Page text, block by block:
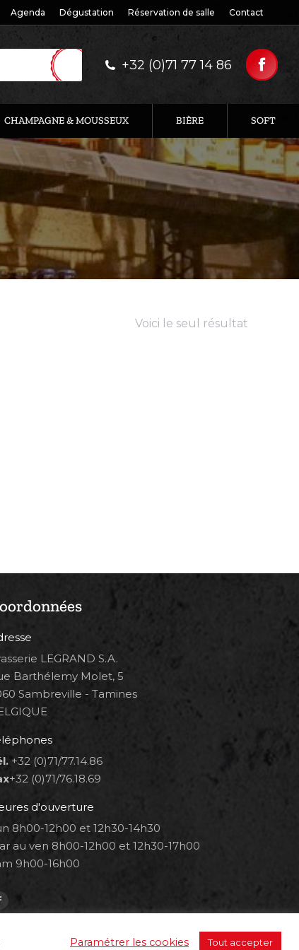
Agenda Dégustation Réservation de salle Contact
+32 (0)71 77 14 86
CHAMPAGNE & MOUSSEUX BIÈRE SOFT
Voici le seul résultat
LEGRAND S.A.
Barthélemy Molet, 5
Sambreville - Tamines
+32 (0)71/77.14.86
+32 (0)71/76.18.69
d'ouverture
8h00-12h00 et 12h30-14h30
au ven 8h00-12h00 et 12h30-17h00
9h00-16h00
nous sur :
Paramétrer les cookies Tout accepter